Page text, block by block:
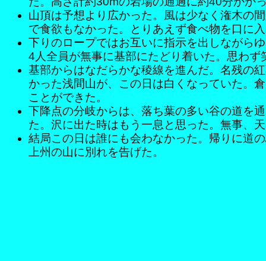
山頂は予想より広かった。風は少なく潅木の
で食欲もなかった。とりあえず食べ物を口に
下りのロープではお互いに指示を出しながら
4人全員が無事に基部にたどり着いた。思わず
基部からはなだらかな稜線を進んだ。名残の
かった浅間山が、この日は白くなっていた。
ことができた。
下降点の分岐からは、落ち葉の多い谷の道を
た。沢に出た時はもう一息と思った。無事、
結局この日は誰にも会わなかった。帰りに道
上州の山に別れを告げた。